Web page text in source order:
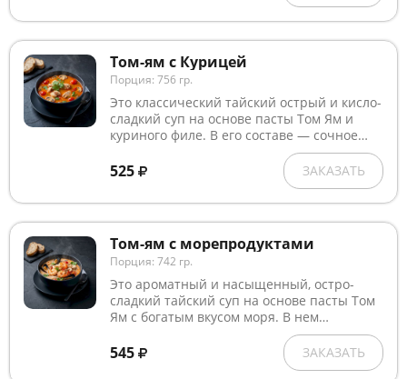
Том-ям с Курицей
Порция: 756 гр.
Это классический тайский острый и кисло-
сладкий суп на основе пасты Том Ям и
куриного филе. В его составе — сочное
куриное филе, помидоры, свежие
шампиньоны, листья кафир-лайма и
кинза, которые придают свежесть и яркий
аромат. Сливки и кокосовое молоко
глубину вкуса. Лимон и специи придают
блюду характерную кислинку и
пикантность.
525 ЗАКАЗАТЬ
Том-ям с морепродуктами
Порция: 742 гр.
Это ароматный и насыщенный, остро-
сладкий тайский суп на основе пасты Том
Ям с богатым вкусом моря. В нем
сочетаются нежный кальмар, сочные
мидии и креветки с грибами и
помидорами черри. Специи: лимонграсс,
545 ЗАКАЗАТЬ